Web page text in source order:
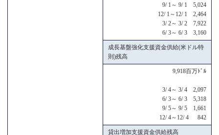
9/ 1～ 9/ 1 5,024
12/ 1～12/ 1 2,464
3/ 2～ 3/ 2 7,922
6/ 3～ 6/ 3 3,160
成長基盤強化支援資金供給(米ドル特
則)残高
9,918百万ﾄﾞﾙ
3/ 4～ 3/ 4 2,097
6/ 3～ 6/ 3 5,318
9/ 5～ 9/ 5 1,661
12/ 4～12/ 4 842
貸出増加支援資金供給残高